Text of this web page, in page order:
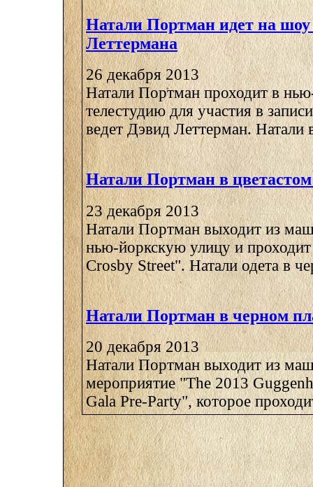
Натали Портман идет на
Леттермана
26 декабря 2013
Натали Портман проходит в
телестудию для участия в
ведет Дэвид Леттерман. Натали
Натали Портман в
23 декабря 2013
Натали Портман выходит из
нью-йоркскую улицу и
Crosby Street". Натали одета в
Натали Портман в черном
20 декабря 2013
Натали Портман выходит из
мероприятие "The 2013
Gala Pre-Party", которое